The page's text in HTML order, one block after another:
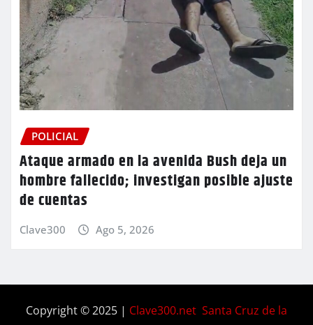
POLICIAL
Ataque armado en la avenida Bush deja un
hombre fallecido; investigan posible ajuste
de cuentas
Clave300 Ago 5, 2026
Copyright © 2025 | Clave300.net Santa Cruz de la